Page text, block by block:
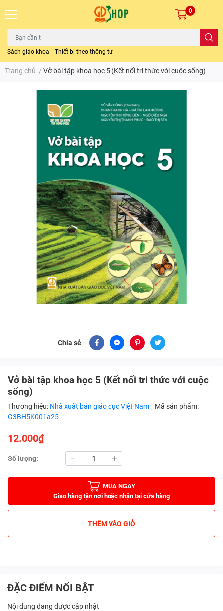
Sách giáo khoa Thiết bị theo thông tư
0
Trang chủ / Vở bài tập khoa học 5 (Kết nối tri thức với cuộc sống)
Chia sẻ
Vở bài tập khoa học 5 (Kết nối tri thức với cuộc
sống)
Thương hiệu: Nhà xuất bản giáo dục Việt Nam
Mã sản phẩm:
G3BH5K001a25
12.000₫
Số lượng:
MUA NGAY
Giao hàng tận nơi hoặc nhận tại cửa hàng
THÊM VÀO GIỎ
ĐẶC ĐIỂM NỔI BẬT
Nội dung đang được cập nhật